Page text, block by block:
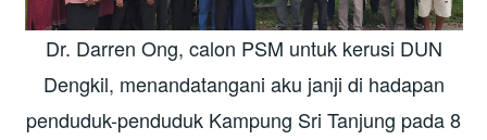
Dr. Darren Ong, calon PSM untuk kerusi DUN
Dengkil, menandatangani aku janji di hadapan
penduduk-penduduk Kampung Sri Tanjung pada 8